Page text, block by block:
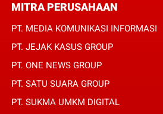
MITRA PERUSAHAAN
PT. MEDIA KOMUNIKASI INFORMASI
PT. JEJAK KASUS GROUP
PT. ONE NEWS GROUP
PT. SATU SUARA GROUP
PT. SUKMA UMKM DIGITAL